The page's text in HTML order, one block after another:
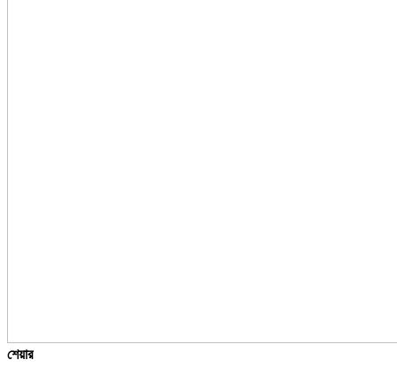
শেয়ার